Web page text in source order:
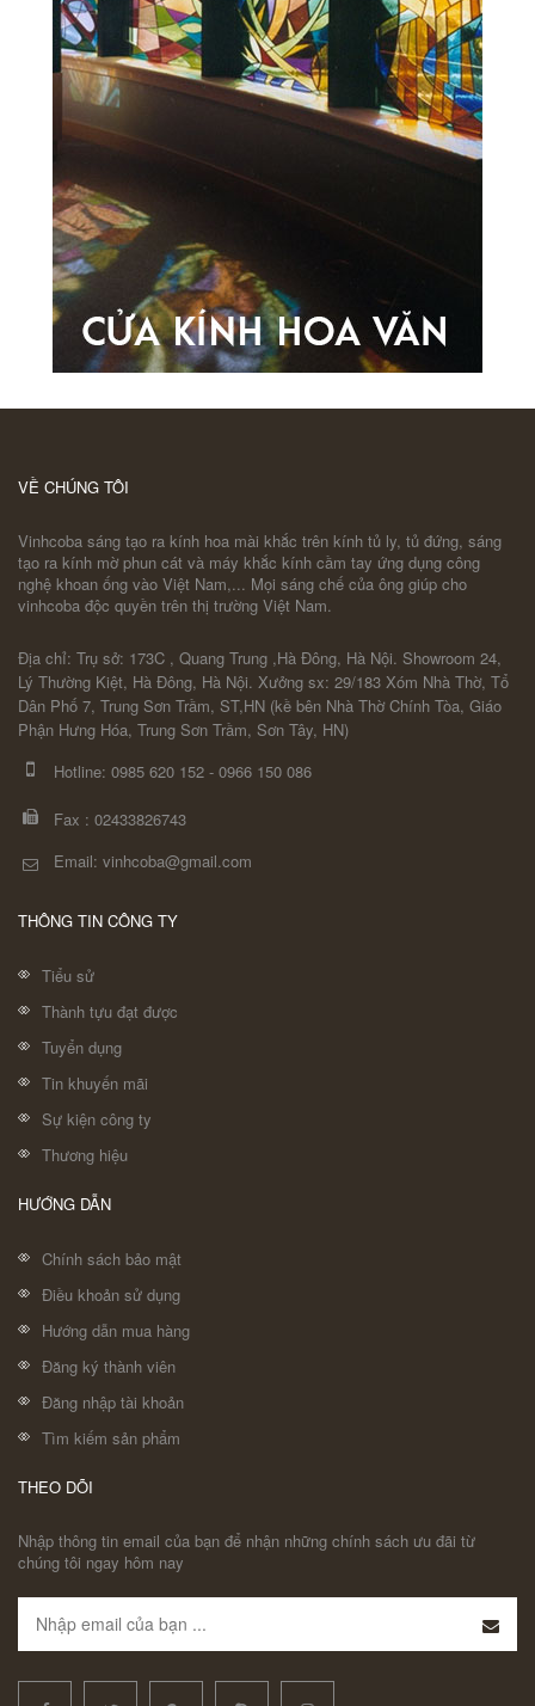
VỀ CHÚNG TÔI
Vinhcoba sáng tạo ra kính hoa mài khắc trên kính tủ ly, tủ đứng, sáng
tạo ra kính mờ phun cát và máy khắc kính cầm tay ứng dụng công
nghệ khoan ống vào Việt Nam,... Mọi sáng chế của ông giúp cho
vinhcoba độc quyền trên thị trường Việt Nam.
Địa chỉ: Trụ sở: 173C , Quang Trung ,Hà Đông, Hà Nội. Showroom 24,
Lý Thường Kiệt, Hà Đông, Hà Nội. Xưởng sx: 29/183 Xóm Nhà Thờ, Tổ
Dân Phố 7, Trung Sơn Trầm, ST,HN (kề bên Nhà Thờ Chính Tòa, Giáo
Phận Hưng Hóa, Trung Sơn Trầm, Sơn Tây, HN)
Hotline: 0985 620 152 - 0966 150 086
Fax : 02433826743
Email: vinhcoba@gmail.com
THÔNG TIN CÔNG TY
Tiểu sử
Thành tựu đạt được
Tuyển dụng
Tin khuyến mãi
Sự kiện công ty
Thương hiệu
HƯỚNG DẪN
Chính sách bảo mật
Điều khoản sử dụng
Hướng dẫn mua hàng
Đăng ký thành viên
Đăng nhập tài khoản
Tìm kiếm sản phẩm
THEO DÕI
Nhập thông tin email của bạn để nhận những chính sách ưu đãi từ
chúng tôi ngay hôm nay